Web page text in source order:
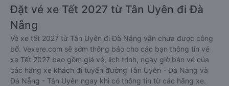
Đặt vé xe Tết 2027 từ Tân Uyên đi Đà
Nẵng
Vé xe tết 2027 từ Tân Uyên đi Đà Nẵng vẫn chưa được công
bố. Vexere.com sẽ sớm thông báo cho các bạn thông tin vé
xe Tết 2027 bao gồm giá vé, lịch trình, ngày giờ bán vé của
các hãng xe khách đi tuyến đường Tân Uyên - Đà Nẵng và
Đà Nẵng - Tân Uyên ngay khi có thông tin từ các hãng xe.